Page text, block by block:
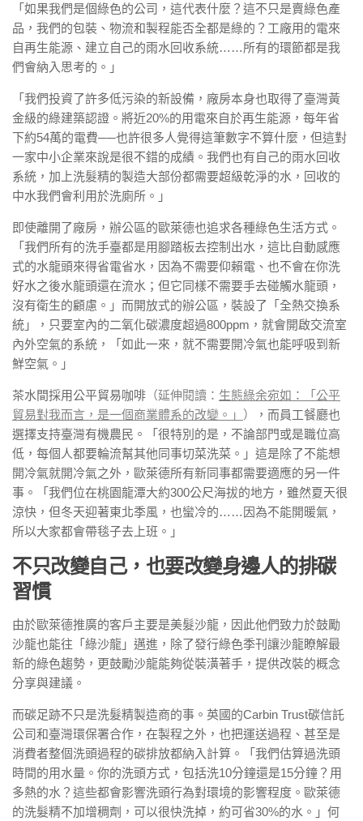
「如果我們是個綠色的公司，這代表什麼？這不只是賣綠色產
品，我們的包裝、物流和製程能否全都是綠的？工廠用的電來
自再生能源、建立自己的雨水回收系統……所有的環節都是我
們會納入思考的。」
「我們投資了許多低污染的新設備，廠房本身也取得了臺灣黃
金級的綠建築認證。將近20%的用電來自於再生能源，每年省
下約54萬的電費──也許很多人覺得這筆數字不算什麼，但這對
一家中小企業來說是很不錯的成績。我們也有自己的雨水回收
系統，加上洗髮精的製造大部份都需要超級乾淨的水，回收的
中水我們會利用於洗廁所。」
即使離開了廠房，辦公區的歐萊德也追求各種綠色生活方式。
「我們所有的洗手臺都是用腳踏板去控制出水，這比自動感應
式的水龍頭來得省電省水，因為不需要仰賴電、也不會在你洗
好水之後水龍頭還在流水；但它同樣不需要手去碰觸水龍頭，
沒有衛生的顧慮。」而開放式的辦公區，裝設了「全熱交換系
統」，只要室內的二氧化碳濃度超過800ppm，就會開啟交流室
內外空氣的系統，「如此一來，就不需要開冷氣也能呼吸到新
鮮空氣。」
茶水間採用公平貿易咖啡 （延伸閱讀： 生態綠余宛如：「公平
貿易對我而言，是一個商業體系的改變。」 ）
，而員工餐廳也
選擇支持臺灣有機農民。「很特別的是，不論部門或是職位高
低，每個人都要輪流幫其他同事切菜洗菜。」這是除了不能想
開冷氣就開冷氣之外，歐萊德所有新同事都需要適應的另一件
事。「我們位在桃園龍潭大約300公尺海拔的地方，雖然夏天很
涼快，但冬天迎著東北季風，也蠻冷的……因為不能開暖氣，
所以大家都會帶毯子去上班。」
不只改變自己，也要改變身邊人的排碳
習慣
由於歐萊德推廣的客戶主要是美髮沙龍，因此他們致力於鼓勵
沙龍也能往「綠沙龍」邁進，除了發行綠色季刊讓沙龍瞭解最
新的綠色趨勢，更鼓勵沙龍能夠從裝潢著手，提供改裝的概念
分享與建議。
而碳足跡不只是洗髮精製造商的事。英國的Carbin Trust碳信託
公司和臺灣環保署合作，在製程之外，也把運送過程、甚至是
消費者整個洗頭過程的碳排放都納入計算。「我們估算過洗頭
時間的用水量。你的洗頭方式，包括洗10分鐘還是15分鐘？用
多熱的水？這些都會影響洗頭行為對環境的影響程度。歐萊德
的洗髮精不加增稠劑，可以很快洗掉，約可省30%的水。」何